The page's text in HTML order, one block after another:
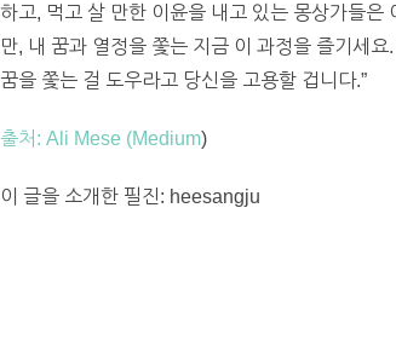
하고, 먹고 살 만한 이윤을 내고 있는 몽상가들은
만, 내 꿈과 열정을 쫓는 지금 이 과정을 즐기세
꿈을 쫓는 걸 도우라고 당신을 고용할 겁니다.”
출처: Ali Mese (Medium)
이 글을 소개한 필진: heesangju